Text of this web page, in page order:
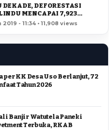
DEKADE, DEFORESTASI
MENCAPAI 7,923
- 11:34 • 11,908 views
per KK Desa Uso Berlanjut, 72
Tahun 2026
Banjir Watutela Paneki
Terbuka, RKAB